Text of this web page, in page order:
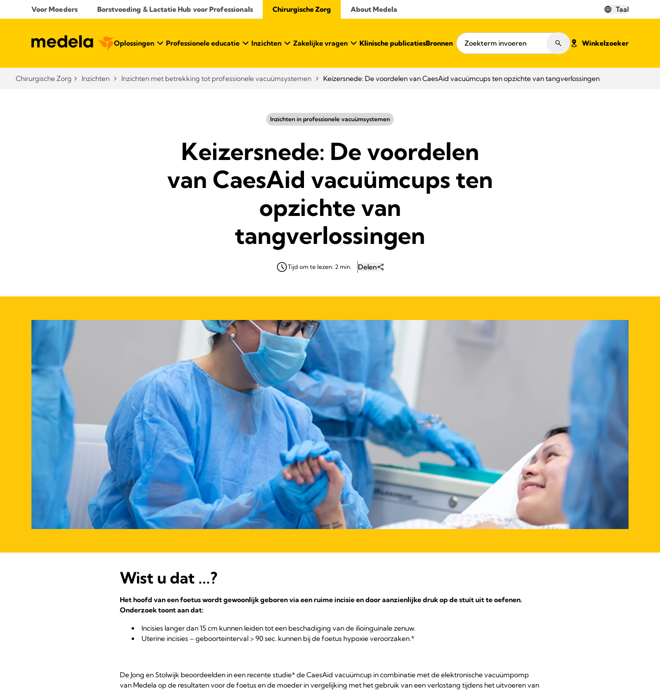
Voor Moeders Borstvoeding & Lactatie Hub voor Professionals​ Chirurgische Zorg About Medela Taal
Oplossingen Professionele educatie Inzichten Zakelijke vragen Klinische publicatiesBronnen Winkelzoeker
Chirurgische Zorg Inzichten Inzichten met betrekking tot professionele vacuümsystemen Keizersnede: De voordelen van CaesAid vacuümcups ten opzichte van tangverlossingen
Inzichten in professionele vacuümsystemen​
Keizersnede: De voordelen
van CaesAid vacuümcups ten
opzichte van
tangverlossingen
Tijd om te lezen: 2 min. Delen
Wist u dat ...?
Het hoofd van een foetus wordt gewoonlijk geboren via een ruime incisie en door aanzienlijke druk op de stuit uit te oefenen.
Onderzoek toont aan dat:
Incisies langer dan 15 cm kunnen leiden tot een beschadiging van de ilioinguinale zenuw.
Uterine incisies – geboorteinterval > 90 sec. kunnen bij de foetus hypoxie veroorzaken.*
De Jong en Stolwijk beoordeelden in een recente studie* de CaesAid vacuümcup in combinatie met de elektronische vacuümpomp
van Medela op de resultaten voor de foetus en de moeder in vergelijking met het gebruik van een verlostang tijdens het uitvoeren van